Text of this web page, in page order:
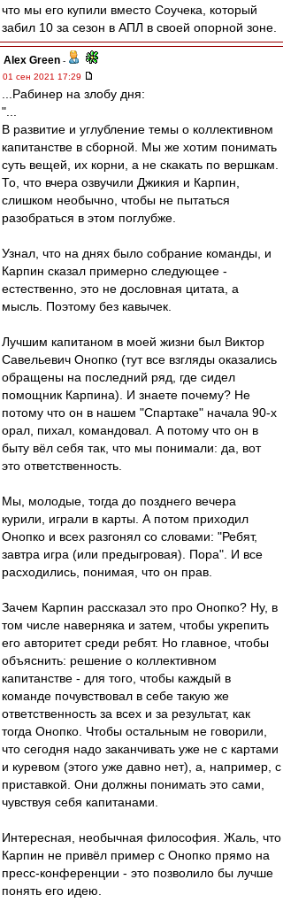
что мы его купили вместо Соучека, который
забил 10 за сезон в АПЛ в своей опорной зоне.
Alex Green -
01 сен 2021 17:29
...Рабинер на злобу дня:
"...
В развитие и углубление темы о коллективном
капитанстве в сборной. Мы же хотим понимать
суть вещей, их корни, а не скакать по вершкам.
То, что вчера озвучили Джикия и Карпин,
слишком необычно, чтобы не пытаться
разобраться в этом поглубже.
Узнал, что на днях было собрание команды, и
Карпин сказал примерно следующее -
естественно, это не дословная цитата, а
мысль. Поэтому без кавычек.
Лучшим капитаном в моей жизни был Виктор
Савельевич Онопко (тут все взгляды оказались
обращены на последний ряд, где сидел
помощник Карпина). И знаете почему? Не
потому что он в нашем "Спартаке" начала 90-х
орал, пихал, командовал. А потому что он в
быту вёл себя так, что мы понимали: да, вот
это ответственность.
Мы, молодые, тогда до позднего вечера
курили, играли в карты. А потом приходил
Онопко и всех разгонял со словами: "Ребят,
завтра игра (или предыгровая). Пора". И все
расходились, понимая, что он прав.
Зачем Карпин рассказал это про Онопко? Ну, в
том числе наверняка и затем, чтобы укрепить
его авторитет среди ребят. Но главное, чтобы
объяснить: решение о коллективном
капитанстве - для того, чтобы каждый в
команде почувствовал в себе такую же
ответственность за всех и за результат, как
тогда Онопко. Чтобы остальным не говорили,
что сегодня надо заканчивать уже не с картами
и куревом (этого уже давно нет), а, например, с
приставкой. Они должны понимать это сами,
чувствуя себя капитанами.
Интересная, необычная философия. Жаль, что
Карпин не привёл пример с Онопко прямо на
пресс-конференции - это позволило бы лучше
понять его идею.